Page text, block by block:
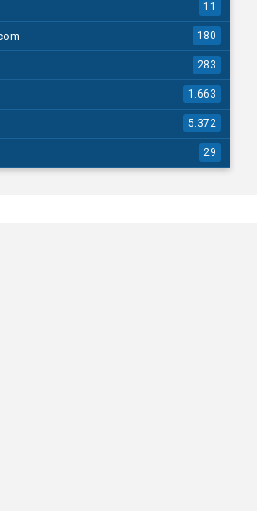
11
180
283
1.663
5.372
29